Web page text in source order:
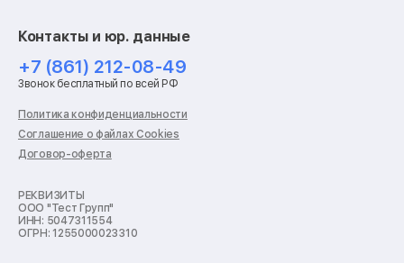
Ремонт роботов-пылесосов
Ремонт холодильников
Ремонт стиральных машин
Ремонт пылесосов
Ремонт варочных панелей
Ремонт духовых шкафов
Ремонт кондиционеров
Ремонт кухонных комбайнов
Ремонт морозильных камер
Ремонт отпаривателей
Ремонт плоттеров
Контакты и юр. данные
+7 (861) 212-08-49
Звонок бесплатный по всей РФ
Политика конфиденциальности
Соглашение о файлах Cookies
Договор-оферта
РЕКВИЗИТЫ
ООО "Тест Групп"
ИНН: 5047311554
ОГРН: 1255000023310